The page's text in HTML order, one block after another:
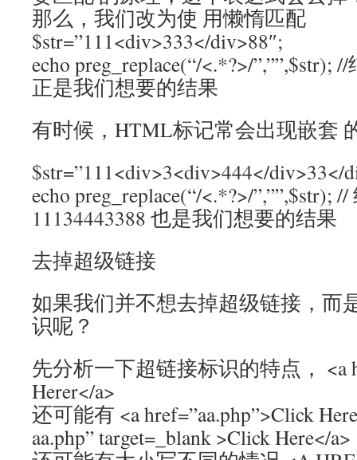
那么，我们改为使 用懒惰匹配
$str=”111<div>333</div>88″;
echo preg_replace(“/<.*?>/”,””,$str);
正是我们想要的结果
有时候，HTML标记常会出现嵌套
$str=”111<div>3<div>444</div>33</
echo preg_replace(“/<.*?>/”,””,$str);
11134443388 也是我们想要的结果
去掉超级链接
如果我们并不想去掉超级链接，而
识呢？
先分析一下超链接标识的特点， <a
Herer</a>
还可能有 <a href=”aa.php”>Click
aa.php” target=_blank >Click Here</a>